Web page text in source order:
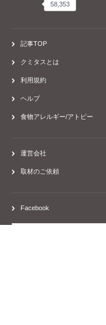
58,353
記事TOP
クミタスとは
利用規約
ヘルプ
食物アレルギー/アトピー
運営会社
取材のご依頼
Facebook